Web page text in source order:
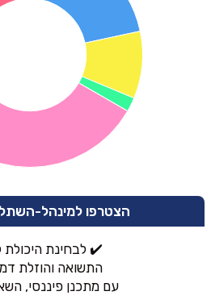
הצטרפו למינהל-
✔️ לבחינת היכולת
התשואה והוזלת
עם מתכנן פיננסי,